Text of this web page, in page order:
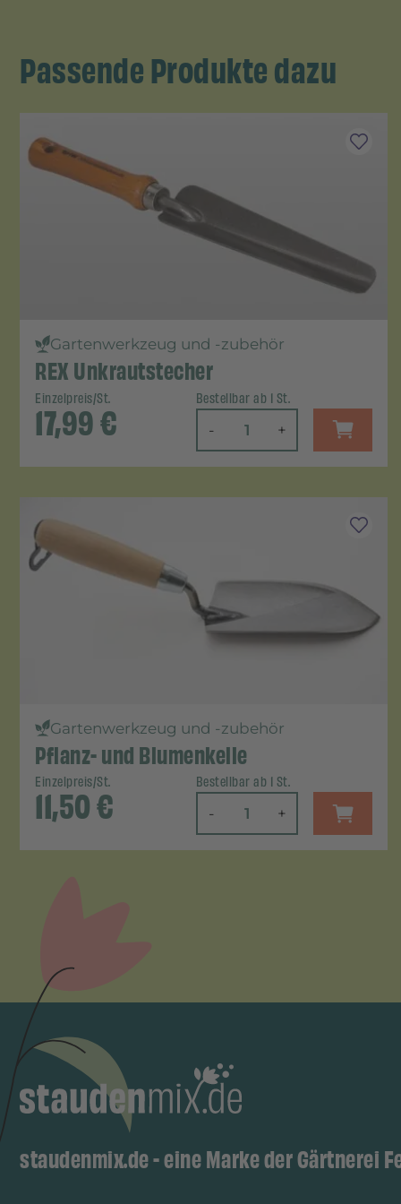
Passende Produkte dazu
Gartenwerkzeug und -zubehör
REX Unkrautstecher
Einzelpreis/St.
17,99€
Bestellbar ab 1 St.
- +
Gartenwerkzeug und -zubehör
Pflanz- und Blumenkelle
Einzelpreis/St.
11,50€
Bestellbar ab 1 St.
- +
staudenmix.de - eine Marke der Gärtnerei